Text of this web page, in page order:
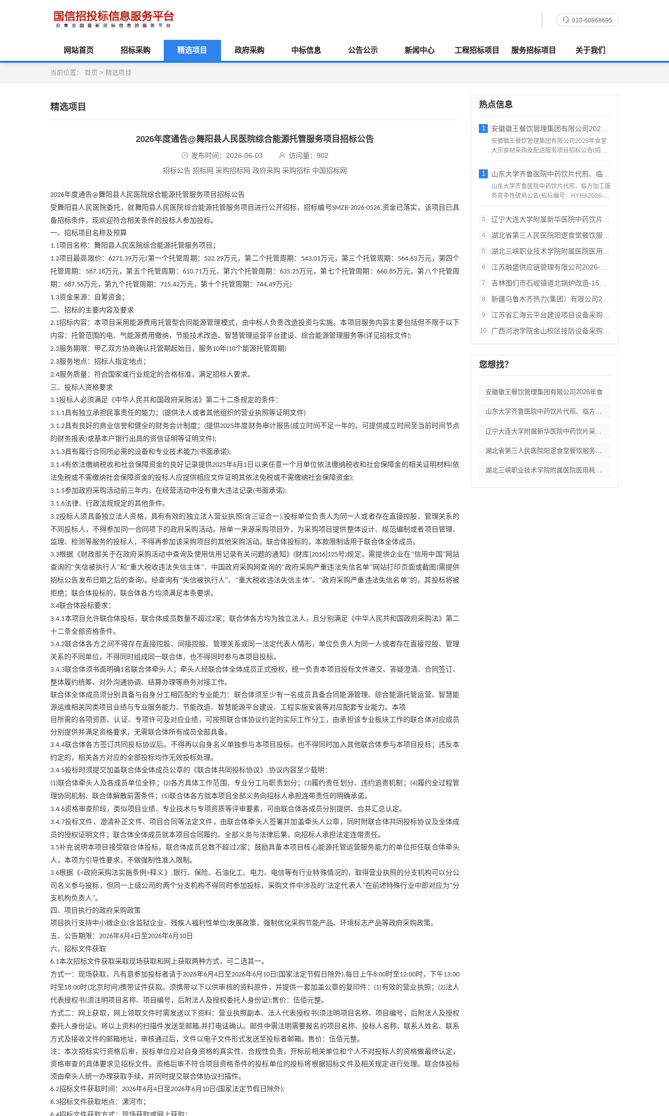
010-60868695
网站首页 招标采购 精选项目 政府采购 中标信息 公告公示 新闻中心 工程招标项目 服务招标项目 关于我们
当前位置： 首页 > 精选项目
精选项目
2026年度通告@舞阳县人民医院综合能源托管服务项目招标公告
发布时间：2026-06-03 访问量：902
招标公告 招标网 采购招标网 政府采购 采购招标 中国招标网
2026年度通告@舞阳县人民医院综合能源托管服务项目招标公告
受舞阳县人民医院委托，就舞阳县人民医院综合能源托管服务项目进行公开招标，招标编号SMZB-2026-0526,资金已落实。该项目已具
备招标条件，现欢迎符合相关条件的投标人参加投标。
一、招标项目名称及预算
1.1项目名称：舞阳县人民医院综合能源托管服务项目；
1.2项目最高限价： 6271.39万元(第一个托管周期： 522.29万元，第二个托管周期： 543.01万元，第三个托管周期： 564.63万元，第四个
托管周期： 587.18万元，第五个托管周期： 610.71万元，第六个托管周期： 635.25万元，第七个托管周期： 660.85万元，第八个托管周
期： 687.56万元，第九个托管周期： 715.42万元，第十个托管周期： 744.49万元)
1.3资金来源：自筹资金；
二、招标的主要内容及要求
2.1招标内容：本项目采用能源费用托管型合同能源管理模式，由中标人负责改造投资与实施。本项目服务内容主要包括但不限于以下
内容：托管范围的电、气能源费用缴纳，节能技术改造、智慧管理运营平台建设、综合能源管理服务等(详见招标文件);
2.2服务期限：甲乙双方协商确认托管期起始日，服务10年(10个能源托管周期)
2.3服务地点：招标人指定地点；
2.4服务质量：符合国家或行业规定的合格标准，满足招标人要求。
三、投标人资格要求
3.1投标人必须满足《中华人民共和国政府采购法》第二十二条规定的条件：
3.1.1具有独立承担民事责任的能力； (提供法人或者其他组织的营业执照等证明文件)
3.1.2具有良好的商业信誉和健全的财务会计制度； (提供2025年度财务审计报告(成立时间不足一年的，可提供成立时间至当前时间节点
的财务报表)或基本户银行出具的资信证明等证明文件);
3.1.3具有履行合同所必需的设备和专业技术能力(书面承诺);
3.1.4有依法缴纳税收和社会保障资金的良好记录提供2025年6月 1 日以来任意一个月单位依法缴纳税收和社会保障金的相关证明材料(依
法免税或不需缴纳社会保障资金的投标人应提供相应文件证明其依法免税或不需缴纳社会保障资金);
3.1.5参加政府采购活动前三年内，在经营活动中没有重大违法记录(书面承诺);
3.1.6法律、行政法规规定的其他条件。
3.2投标人须具备独立法人资格，具有有效的独立法人营业执照(含三证合一),投标单位负责人为同一人或者存在直接控股、管理关系的
不同投标人，不得参加同一合同项下的政府采购活动。除单一来源采购项目外，为采购项目提供整体设计、规范编制或者项目管理、
监理、检测等服务的投标人，不得再参加该采购项目的其他采购活动。联合体投标的，本款限制适用于联合体全体成员。
3.3根据《财政部关于在政府采购活动中查询及使用信用记录有关问题的通知》 (财库 [2016]125号)规定，需提供企业在“信用中国”网站
查询的“失信被执行人”和“重大税收违法失信主体”、中国政府采购网查询的“政府采购严重违法失信名单”网站打印页面或截图 (需提供
招标公告发布日期之后的查询)。经查询有“失信被执行人”、“重大税收违法失信主体”、“政府采购严重违法失信名单”的，其投标将被
拒绝；联合体投标的，联合体各方均须满足本条要求。
3.4联合体投标要求：
3.4.1本项目允许联合体投标，联合体成员数量不超过2家；联合体各方均为独立法人，且分别满足《中华人民共和国政府采购法》第二
十二条全部资格条件。
3.4.2联合体各方之间不得存在直接控股、间接控股、管理关系或同一法定代表人情形，单位负责人为同一人或者存在直接控股、管理
关系的不同单位，不得同时组成同一联合体，也不得同时参与本项目投标。
3.4.3联合体须书面明确1名联合体牵头人；牵头人经联合体全体成员正式授权，统一负责本项目投标文件递交、答疑澄清、合同签订、
整体履约统筹、对外沟通协调、结算办理等商务对接工作。
联合体全体成员须分别具备与自身分工相匹配的专业能力：联合体须至少有一名成员具备合同能源管理、综合能源托管运营、智慧能
源运维相关同类项目业绩与专业服务能力、节能改造、智慧能源平台建设、工程实施安装等对应配套专业能力。本项
目所需的各项资质、认证、专项许可及对应业绩，可按照联合体协议约定的实际工作分工，由承担该专业板块工作的联合体对应成员
分别提供并满足资格要求，无需联合体所有成员全部具备。
3.4.4联合体各方签订共同投标协议后，不得再以自身名义单独参与本项目投标，也不得同时加入其他联合体参与本项目投标；违反本
约定的，相关各方对应的全部投标均作无效投标处理。
3.4.5投标时须提交加盖联合体全体成员公章的《联合体共同投标协议》 ,协议内容至少载明：
(1)联合体牵头人及各成员单位全称； (2)各方具体工作范围、专业分工与职责划分； (3)履约责任划分、违约追责机制； (4)履约全过程管
理协同机制、联合体解散前置条件； (5)联合体各方就本项目全部义务向招标人承担连带责任的明确承诺。
3.4.6资格审查阶段，类似项目业绩、专业技术与专项资质等评审要素，可由联合体各成员分别提供、合并汇总认定。
3.4.7投标文件、澄清补正文件、项目合同等法定文件，由联合体牵头人签署并加盖牵头人公章，同时附联合体共同投标协议及全体成
员的授权证明文件；联合体全体成员就本项目合同履约、全部义务与法律后果，向招标人承担法定连带责任。
3.5补充说明本项目接受联合体投标，联合体成员总数不超过2家；鼓励具备本项目核心能源托管运营服务能力的单位担任联合体牵头
人，本项为引导性要求，不做强制性准入限制。
3.6根据《<政府采购法实施条例 >释义》 ,银行、保险、石油化工、电力、电信等有行业特殊情况的，取得营业执照的分支机构可以分公
司名义参与投标，但同一上级公司的两个分支机构不得同时参加投标，采购文件中涉及的“法定代表人”在前述特殊行业中即对应为“分
支机构负责人”。
四、项目执行的政府采购政策
项目执行支持中小微企业(含监狱企业、残疾人福利性单位)发展政策，强制优化采购节能产品、环境标志产品等政府采购政策。
五、公告期限： 2026年6月 4日至2026年6月 10日
六、招标文件获取
6.1本次招标文件获取采取现场获取和网上获取两种方式，可二选其一。
方式一：现场获取，凡有意参加投标者请于2026年6月4 日至2026年6月 10 日 (国家法定节假日除外),每日上午8:00时至12:00时，下午13:00
时至18:00时(北京时间 )携带证件获取。须携带以下以供审核的资料原件，并提供一套加盖公章的复印件： (1)有效的营业执照； (2)法人
代表授权书(须注明项目名称、项目编号，后附法人及授权委托人身份证);售价：伍佰元整。
方式二：网上获取，网上领取文件时需发送以下资料：营业执照副本、法人代表授权书(须注明项目名称、项目编号，后附法人及授权
委托人身份证)。将以上资料的扫描件发送至邮箱,并打电话确认。邮件中需注明需要报名的项目名称、投标人名称、联系人姓名、联系
方式及接收文件的邮箱地址，审核通过后，文件以电子文件形式发送至投标者邮箱。售价：伍佰元整。
注：本次招标实行资格后审，投标单位应对自身资格的真实性、合规性负责，开标前相关单位和个人不对投标人的资格做最终认定，
资格审查的具体要求见招标文件。资格后审不符合项目资格条件的投标单位的投标将根据招标文件及相关规定进行处理。联合体投标
须由牵头人统一办理获取手续，并同时提交联合体协议扫描件。
6.2招标文件获取时间： 2026年6月 4日至2026年6月 10日 (国家法定节假日除外);
6.3招标文件获取地点：漯河市；
热点信息
1 安徽徽王餐饮管理集团有限公司2026年食
安徽徽王餐饮管理集团有限公司2026年食堂
大宗食材采购及配送服务项目招标公告(招标
1 山东大学齐鲁医院中药饮片代煎、临方加工服
山东大学齐鲁医院中药饮片代煎、临方加工服
务竞争性磋商公告(招标编号：HYHA2026-
3
辽宁大连大学附属新华医院中药饮片采购项目
4 湖北省第三人民医院阳逻食堂餐饮服务招标公
5 湖北三峡职业技术学院附属医院医用耗材供应
6 江苏融盛供应链管理有限公司2026‑3期
7 吉林图们市石岘镇道北锅炉改造‑15吨生物
8 新疆乌鲁木齐热力(集团）有限公司2026
9 江苏省汇海云平台建设项目设备采购及相关服
10 广西河池学院金山校区技防设备采购 (KW
您想找？
安徽徽王餐饮管理集团有限公司2026年食
山东大学齐鲁医院中药饮片代煎、临方加工服
湖北省第三人民医院阳逻食堂餐饮服务招标公
湖北三峡职业技术学院附属医院医用耗材供应